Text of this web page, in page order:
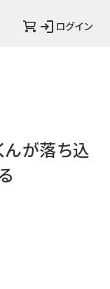
ログイン
んが落ち込